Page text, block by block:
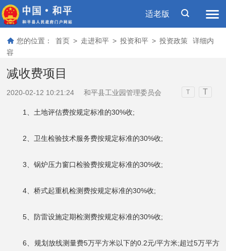
适老版
您的位置： 首页 > 走进和平 > 投资和平 > 投资政策
详细内
容
减收费项目
2020-02-12 10:21:24 和平县工业园管理委员会 T T
1、土地评估费按规定标准的30%收;
2、卫生检验技术服务费按规定标准的30%收;
3、锅炉压力窗口检验费按规定标准的30%收;
4、桥式起重机检测费按规定标准的30%收;
5、防雷设施定期检测费按规定标准的30%收;
6、规划放线测量费5万平方米以下的0.2元/平方米;超过5万平方